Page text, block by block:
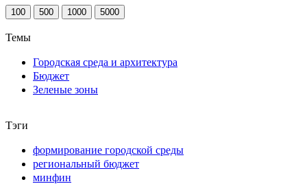
100 500 1000 5000
Темы
Городская среда и архитектура
Бюджет
Зеленые зоны
Тэги
формирование городской среды
региональный бюджет
минфин